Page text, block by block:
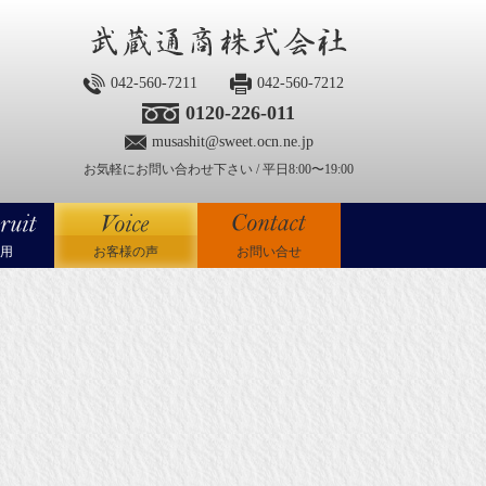
042-560-7211 042-560-7212
0120-226-011
musashit@sweet.ocn.ne.jp
お気軽にお問い合わせ下さい / 平日8:00〜19:00
お客様の声 お問い合せ